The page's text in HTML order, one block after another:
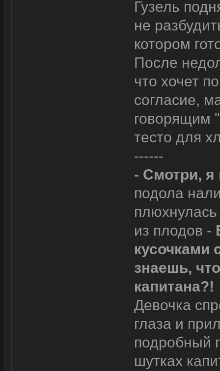
Гузель
не
котором
После
что хочет
согласие,
говорящим
тесто для
------
- Смотри, я
подола
из плодов -
кусочками
знаешь,
капитана?!
Девочка
глаза и
подробный
шутках